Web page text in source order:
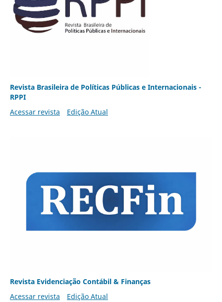
Revista Brasileira de Políticas Públicas e Internacionais -
RPPI
Acessar revista
Edição Atual
Revista Evidenciação Contábil & Finanças
Acessar revista
Edição Atual